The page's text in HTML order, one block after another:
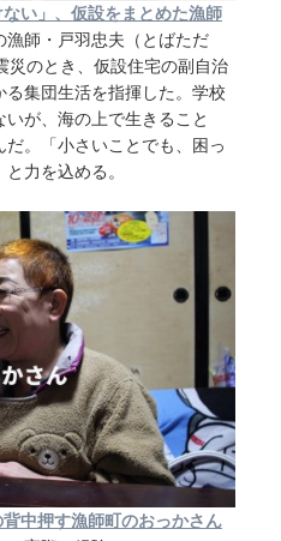
ない」、仮設をまとめた漁師
師・戸羽忠夫（とばただ
災のとき、仮設住宅の副自治
集団生活を指揮した。学校
が、海の上で生きること
。「小さいことでも、困っ
力を込める。
背中押す漁師町のおっかさん